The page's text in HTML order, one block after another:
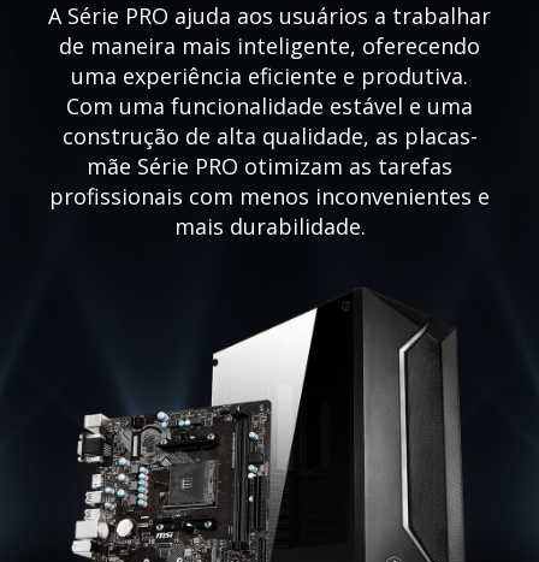
A Série PRO ajuda aos usuários a trabalhar
de maneira mais inteligente, oferecendo
uma experiência eficiente e produtiva.
Com uma funcionalidade estável e uma
construção de alta qualidade, as placas-
mãe Série PRO otimizam as tarefas
profissionais com menos inconvenientes e
mais durabilidade.